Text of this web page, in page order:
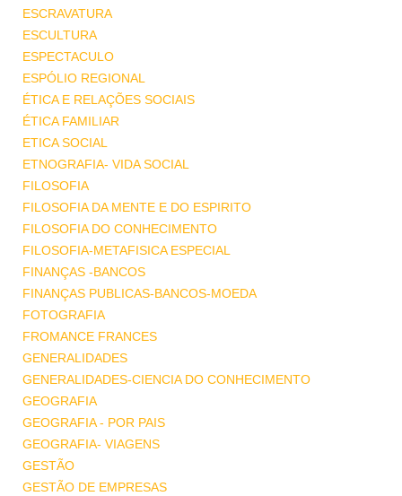
ESCRAVATURA
ESCULTURA
ESPECTACULO
ESPÓLIO REGIONAL
ÉTICA E RELAÇÕES SOCIAIS
ÉTICA FAMILIAR
ETICA SOCIAL
ETNOGRAFIA- VIDA SOCIAL
FILOSOFIA
FILOSOFIA DA MENTE E DO ESPIRITO
FILOSOFIA DO CONHECIMENTO
FILOSOFIA-METAFISICA ESPECIAL
FINANÇAS -BANCOS
FINANÇAS PUBLICAS-BANCOS-MOEDA
FOTOGRAFIA
FROMANCE FRANCES
GENERALIDADES
GENERALIDADES-CIENCIA DO CONHECIMENTO
GEOGRAFIA
GEOGRAFIA - POR PAIS
GEOGRAFIA- VIAGENS
GESTÃO
GESTÃO DE EMPRESAS